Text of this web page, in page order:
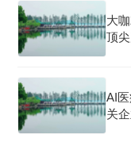
大
顶
AI
关